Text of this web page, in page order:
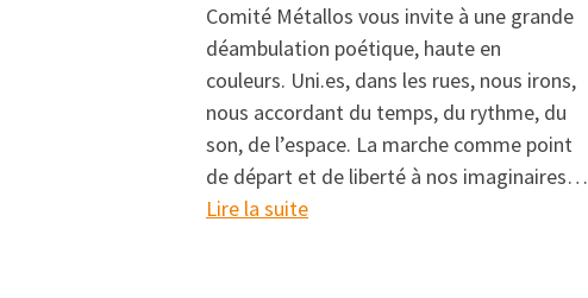
Comité Métallos vous invite à une grande
déambulation poétique, haute en
couleurs. Uni.es, dans les rues, nous irons,
nous accordant du temps, du rythme, du
son, de l’espace. La marche comme point
de départ et de liberté à nos imaginaires…
Lire la suite: 23° Parcours Filles-Femmes